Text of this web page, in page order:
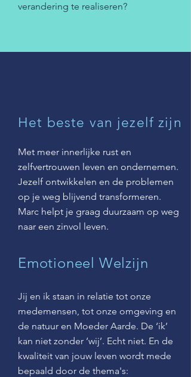
verandering te realiseren?
Het beste van jezelf zijn
Met meer innerlijke rust en
zelfvertrouwen leven en ondernemen.
Jezelf ontwikkelen en de problemen
op je weg blijvend transformeren.
Marc helpt je graag duurzaam op weg
naar een zinvol leven.
Emotioneel Welzijn
Jij en ik staan in relatie tot onze
medemensen, tot onze omgeving en
de natuur en Moeder Aarde. De ‘ik’
kan niet zonder ‘wij’. Echt niet. En de
kwaliteit van jouw leven wordt mede
bepaald door de thema's: